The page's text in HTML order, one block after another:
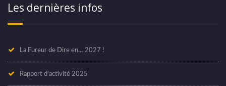
Les dernières infos
La Fureur de Dire en… 2027 !
Rapport d’activité 2025